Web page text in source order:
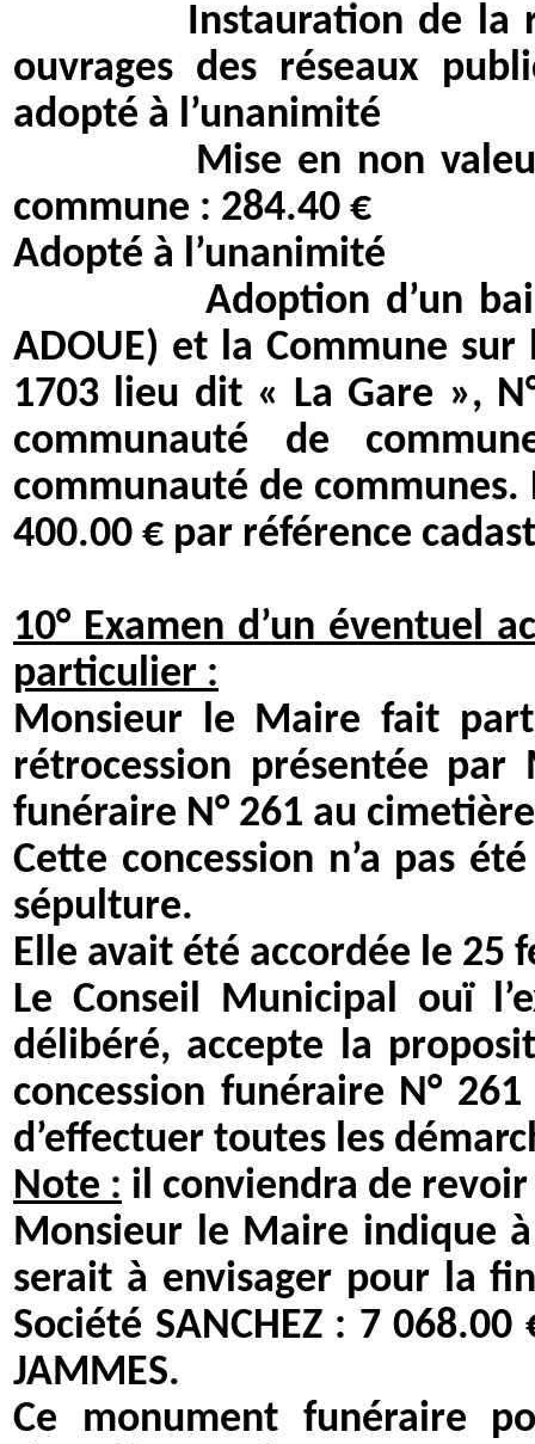
Instauration de la
ouvrages des réseaux
adopté à l’unanimité
Mise en non valeur
commune : 284.40 €
Adopté à l’unanimité
Adoption d’un bail
ADOUE) et la Commune
1703 lieu dit « La Gare »,
communauté de
communauté de
400.00 € par référence
10° Examen d’un éventuel
particulier :
Monsieur le Maire fait part
rétrocession présentée par
funéraire N° 261 au
Cette concession n’a pas
sépulture.
Elle avait été accordée le 25
Le Conseil Municipal ouï
délibéré, accepte la
concession funéraire N°
d’effectuer toutes les
Note : il conviendra de
Monsieur le Maire indique à
serait à envisager pour la
Société SANCHEZ : 7
JAMMES.
Ce monument funéraire